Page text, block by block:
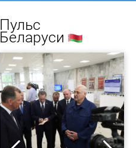
Пульс
Беларуси